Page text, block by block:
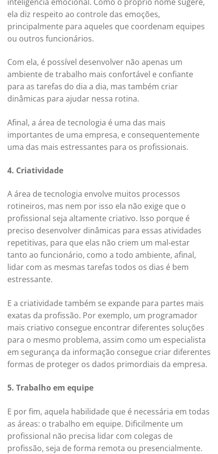
ela diz respeito ao controle das emoções,
principalmente para aqueles que coordenam equipes
ou outros funcionários.
Com ela, é possível desenvolver não apenas um
ambiente de trabalho mais confortável e confiante
para as tarefas do dia a dia, mas também criar
dinâmicas para ajudar nessa rotina.
Afinal, a área de tecnologia é uma das mais
importantes de uma empresa, e consequentemente
uma das mais estressantes para os profissionais.
4. Criatividade
A área de tecnologia envolve muitos processos
rotineiros, mas nem por isso ela não exige que o
profissional seja altamente criativo. Isso porque é
preciso desenvolver dinâmicas para essas atividades
repetitivas, para que elas não criem um mal-estar
tanto ao funcionário, como a todo ambiente, afinal,
lidar com as mesmas tarefas todos os dias é bem
estressante.
E a criatividade também se expande para partes mais
exatas da profissão. Por exemplo, um programador
mais criativo consegue encontrar diferentes soluções
para o mesmo problema, assim como um especialista
em segurança da informação consegue criar diferentes
formas de proteger os dados primordiais da empresa.
5. Trabalho em equipe
E por fim, aquela habilidade que é necessária em todas
as áreas: o trabalho em equipe. Dificilmente um
profissional não precisa lidar com colegas de
profissão, seja de forma remota ou presencialmente.